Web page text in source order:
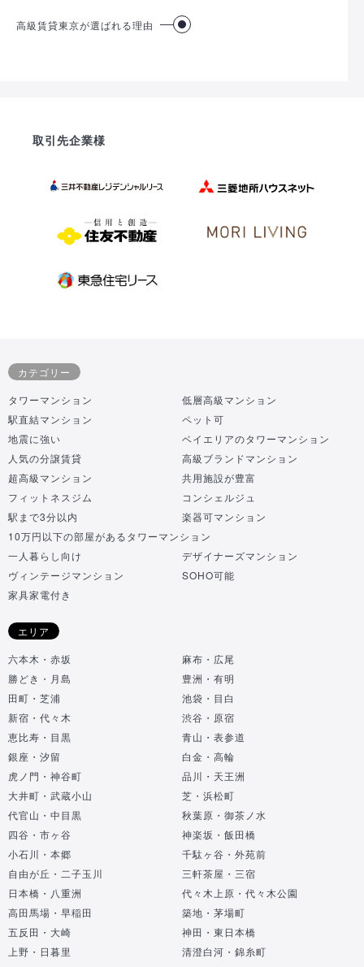
高級賃貸東京が選ばれる理由
取引先企業様
カテゴリー
タワーマンション
低層高級マンション
駅直結マンション
ペット可
地震に強い
ベイエリアのタワーマンション
人気の分譲賃貸
高級ブランドマンション
超高級マンション
共用施設が豊富
フィットネスジム
コンシェルジュ
駅まで3分以内
楽器可マンション
10万円以下の部屋があるタワーマンション
一人暮らし向け
デザイナーズマンション
ヴィンテージマンション
SOHO可能
家具家電付き
エリア
六本木・赤坂
麻布・広尾
勝どき・月島
豊洲・有明
田町・芝浦
池袋・目白
新宿・代々木
渋谷・原宿
恵比寿・目黒
青山・表参道
銀座・汐留
白金・高輪
虎ノ門・神谷町
品川・天王洲
大井町・武蔵小山
芝・浜松町
代官山・中目黒
秋葉原・御茶ノ水
四谷・市ヶ谷
神楽坂・飯田橋
小石川・本郷
千駄ヶ谷・外苑前
自由が丘・二子玉川
三軒茶屋・三宿
日本橋・八重洲
代々木上原・代々木公園
高田馬場・早稲田
築地・茅場町
五反田・大崎
神田・東日本橋
上野・日暮里
清澄白河・錦糸町